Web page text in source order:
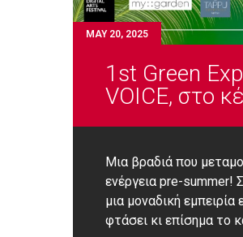
MAY 20, 2025
1st Green
VOICE, στο
Μια βραδιά που
ενέργεια pre-summer!
μια μοναδική
φτάσει κι επίσημα το